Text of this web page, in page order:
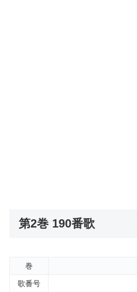
第2巻 190番歌
巻
歌番号